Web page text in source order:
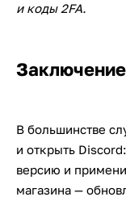
и коды 2FA.
Заключение
В большинстве
и открыть
версию и
магазина —